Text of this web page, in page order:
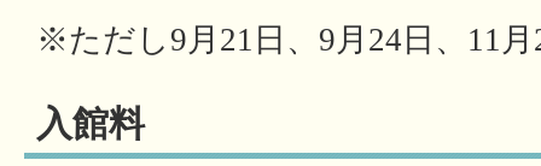
※ただし9月21日、9月24日、11
入館料